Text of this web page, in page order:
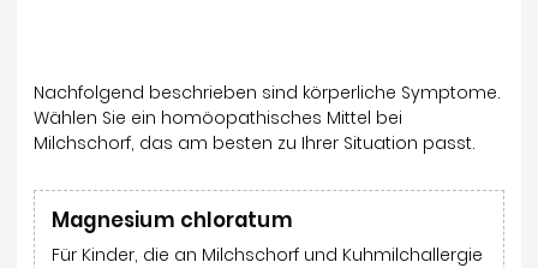
Nachfolgend beschrieben sind körperliche Symptome.
Wählen Sie ein homöopathisches Mittel bei
Milchschorf, das am besten zu Ihrer Situation passt.
Magnesium chloratum
Für Kinder, die an Milchschorf und Kuhmilchallergie